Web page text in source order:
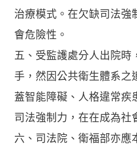
治療模式。在欠缺司法強
會危險性。
五、受監護處分人出院時
手，然因公共衛生體系之
蓋智能障礙、人格違常疾
司法強制力，在在成為社
六、司法院、衛福部亦應